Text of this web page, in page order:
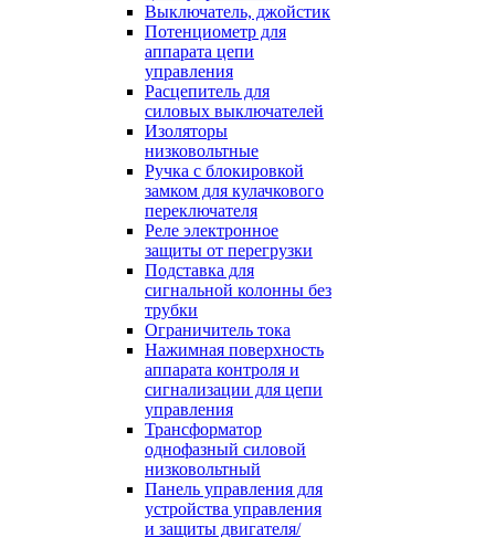
Выключатель, джойстик
Потенциометр для
аппарата цепи
управления
Расцепитель для
силовых выключателей
Изоляторы
низковольтные
Ручка с блокировкой
замком для кулачкового
переключателя
Реле электронное
защиты от перегрузки
Подставка для
сигнальной колонны без
трубки
Ограничитель тока
Нажимная поверхность
аппарата контроля и
сигнализации для цепи
управления
Трансформатор
однофазный силовой
низковольтный
Панель управления для
устройства управления
и защиты двигателя/